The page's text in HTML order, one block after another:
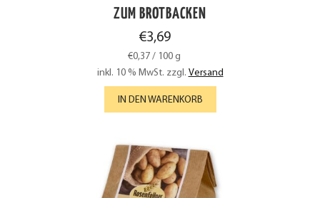
ZUM BROTBACKEN
€3,69
€0,37 / 100 g
inkl. 10 % MwSt. zzgl. Versand
IN DEN WARENKORB